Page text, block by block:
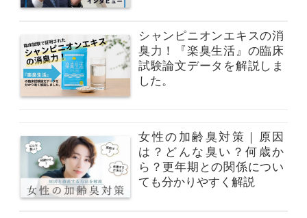
シャンピニオンエキスの消
臭力！『楽臭生活』の臨床
試験論文データを解説しま
した。
女性の加齢臭対策｜原因
は？どんな臭い？何歳か
ら？更年期との関係につい
ても分かりやすく解説